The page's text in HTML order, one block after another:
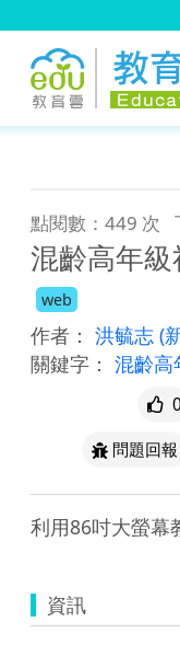
點閱數：449 次
混齡高年
web
作者： 洪毓志 (
關鍵字： 混齡高
0
問題回報
利用86吋大螢幕
資訊